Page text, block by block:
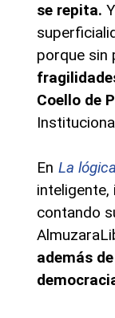
se repita.
porque sin
Coello de
En La
contando
además